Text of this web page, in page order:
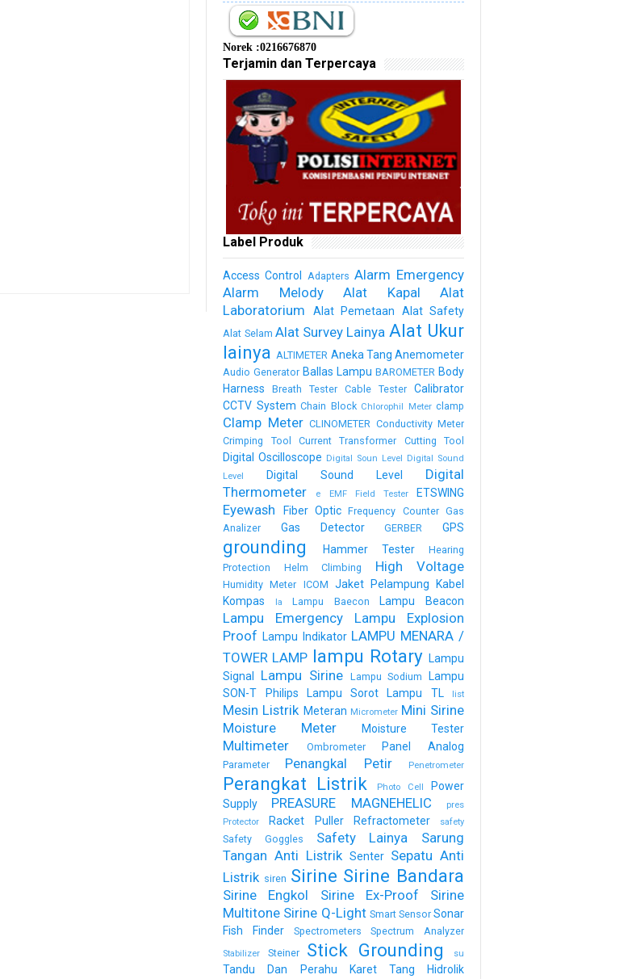
Norek :0216676870
Terjamin dan Terpercaya
Label Produk
Access Control Adapters Alarm Emergency
Alarm Melody
Alat Kapal
Alat
Laboratorium
Alat Pemetaan Alat Safety
Alat Selam Alat Survey Lainya Alat Ukur
lainya ALTIMETER Aneka Tang Anemometer
Audio Generator Ballas Lampu BAROMETER Body
Harness
Breath Tester Cable Tester
Calibrator
CCTV System Chain Block Chlorophil Meter clamp
Clamp Meter CLINOMETER Conductivity Meter
Crimping Tool
Current Transformer Cutting Tool
Digital Oscilloscope Digital Soun Level
Digital Sound
Level
Digital Sound Level
Digital
Thermometer
e EMF Field Tester ETSWING
Eyewash Fiber Optic Frequency Counter Gas
Analizer
Gas Detector GERBER GPS
grounding Hammer Tester
Hearing
Protection
Helm Climbing High Voltage
Humidity Meter ICOM Jaket Pelampung
Kabel
Kompas
la Lampu Baecon Lampu Beacon
Lampu Emergency
Lampu Explosion
Proof Lampu Indikator LAMPU MENARA /
TOWER LAMP lampu Rotary Lampu
Signal
Lampu Sirine Lampu Sodium
Lampu
SON-T Philips
Lampu Sorot Lampu TL list
Mesin Listrik Meteran Micrometer Mini Sirine
Moisture Meter
Moisture Tester
Multimeter Ombrometer Panel Analog
Parameter Penangkal Petir Penetrometer
Perangkat Listrik Photo Cell
Power
Supply
PREASURE MAGNEHELIC
pres
Protector
Racket Puller Refractometer safety
Safety Goggles Safety Lainya
Sarung
Tangan Anti Listrik Senter Sepatu Anti
Listrik siren Sirine Sirine Bandara
Sirine Engkol Sirine Ex-Proof
Sirine
Multitone Sirine Q-Light Smart Sensor Sonar
Fish Finder
Spectrometers Spectrum Analyzer
Stabilizer Steiner Stick Grounding su
Tandu Dan Perahu Karet Tang Hidrolik